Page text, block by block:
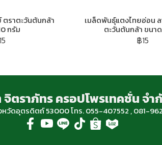
ราตะวันต้นกล้า
กรัม
เมล็ดพันธุ์แตงไทยอ่อน
ตะวันต้นกล้า ขนา
฿15
ตราภัทร ครอปโพรเทคชั่น จำ
หวัดอุตรดิตถ์ 53000 โทร. 055-407552 , 081-